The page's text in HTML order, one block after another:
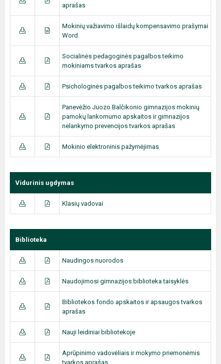
aprašas
Mokinių važiavimo išlaidų kompensavimo prašymai
Word
Socialinės pedagoginės pagalbos teikimo
mokiniams tvarkos aprašas
Psichologinės pagalbos teikimo tvarkos aprašas
Panevėžio Juozo Balčikonio gimnazijos mokinių
pamokų lankomumo apskaitos ir gimnazijos
nelankymo prevencijos tvarkos aprašas
Mokinio elektroninis pažymėjimas
Vidurinis ugdymas
Klasių vadovai
Biblioteka
Naudingos nuorodos
Naudojimosi gimnazijos biblioteka taisyklės
Bibliotekos fondo apskaitos ir apsaugos tvarkos
aprašas
Nauji leidiniai bibliotekoje
Aprūpinimo vadovėliais ir mokymo priemonėmis
tvarkos aprašas